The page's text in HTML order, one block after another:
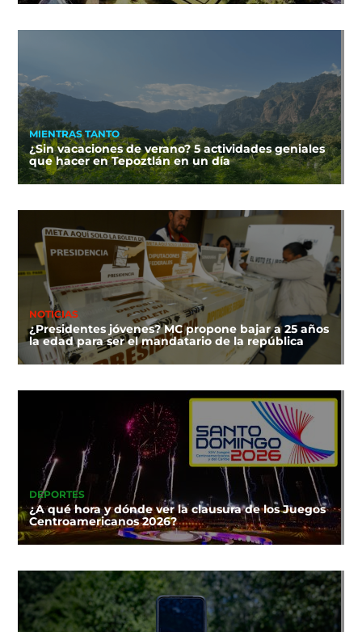
MIENTRAS TANTO
¿Sin vacaciones de verano? 5 actividades geniales
que hacer en Tepoztlán en un día
NOTICIAS
¿Presidentes jóvenes? MC propone bajar a 25 años
la edad para ser el mandatario de la república
DEPORTES
¿A qué hora y dónde ver la clausura de los Juegos
Centroamericanos 2026?